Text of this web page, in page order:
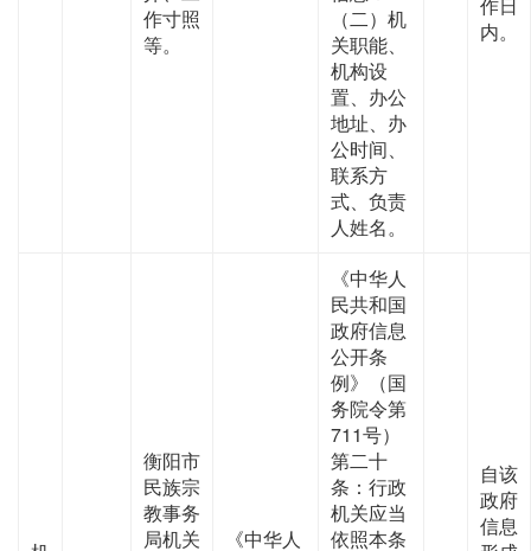
作寸照
等。
（二）机
关职能、
机构设
置、办公
地址、办
公时间、
联系方
式、负责
人姓名。
作日
内。
衡阳市
民族宗
教事务
局机关
《中华人
《中华人
民共和国
政府信息
公开条
例》（国
务院令第
711号）
第二十
条：行政
机关应当
依照本条
自该
政府
信息